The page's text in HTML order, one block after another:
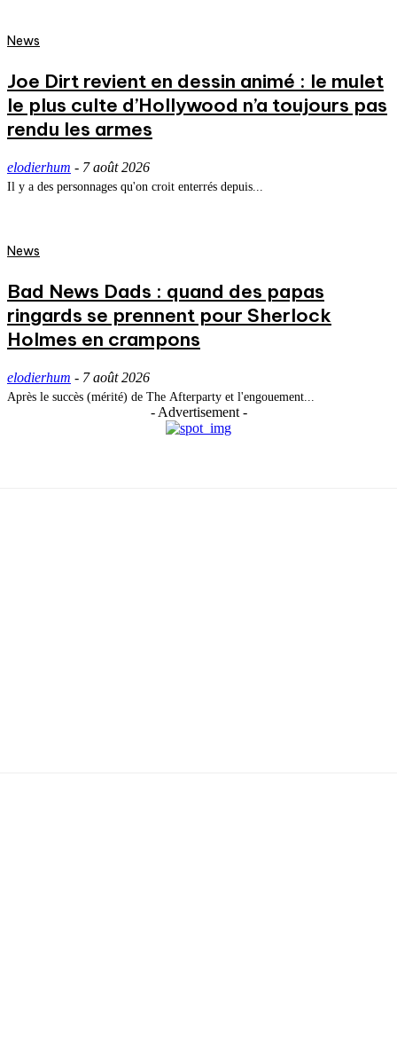
News
Joe Dirt revient en dessin animé : le mulet
le plus culte d’Hollywood n’a toujours pas
rendu les armes
elodierhum - 7 août 2026
Il y a des personnages qu'on croit enterrés depuis...
News
Bad News Dads : quand des papas
ringards se prennent pour Sherlock
Holmes en crampons
elodierhum - 7 août 2026
Après le succès (mérité) de The Afterparty et l'engouement...
- Advertisement -